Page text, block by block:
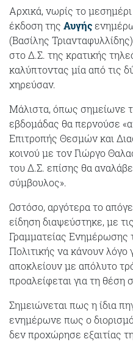
Αρχικά, νωρίς το
έκδοση της Αυγής
(Βασίλης
στο Δ.Σ. της κρατικής
καλύπτοντας μία από τις
χηρεύσαν.
Μάλιστα, όπως σημείωνε
εβδομάδας θα περνούσε
Επιτροπής Θεσμών και
κοινού με τον Γιώργο
του Δ.Σ. επίσης θα
σύμβουλος».
Ωστόσο, αργότερα το
είδηση διαψεύστηκε, με
Γραμματείας Ενημέρωσης
Πολιτικής να κάνουν λόγο
αποκλείουν με απόλυτο
προαλείφεται για τη θέση
Σημειώνεται πως η ίδια
ενημέρωνε πως ο
δεν προχώρησε εξαιτίας